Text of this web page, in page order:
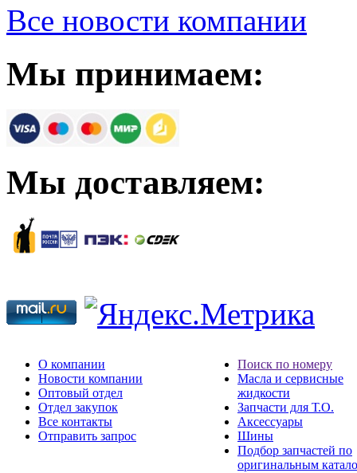
Все новости компании
Мы принимаем:
Мы доставляем:
О компании
Новости компании
Оптовый отдел
Отдел закупок
Все контакты
Отправить запрос
Поиск по номеру
Масла и сервисные
жидкости
Запчасти для Т.О.
Аксессуары
Шины
Подбор запчастей по
оригинальным